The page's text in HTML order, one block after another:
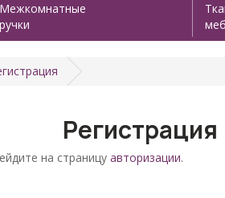
Межкомнатные
ручки
Регистрация
на страницу авторизации.